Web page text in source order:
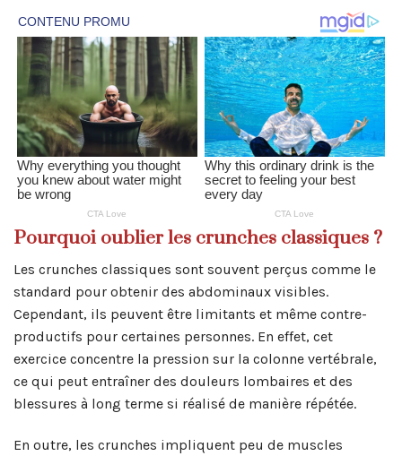
Pourquoi oublier les crunches classiques ?
Les crunches classiques sont souvent perçus comme le
standard pour obtenir des abdominaux visibles.
Cependant, ils peuvent être limitants et même contre-
productifs pour certaines personnes. En effet, cet
exercice concentre la pression sur la colonne vertébrale,
ce qui peut entraîner des douleurs lombaires et des
blessures à long terme si réalisé de manière répétée.
En outre, les crunches impliquent peu de muscles